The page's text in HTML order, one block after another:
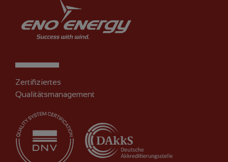
Zertifiziertes
Qualitätsmanagement